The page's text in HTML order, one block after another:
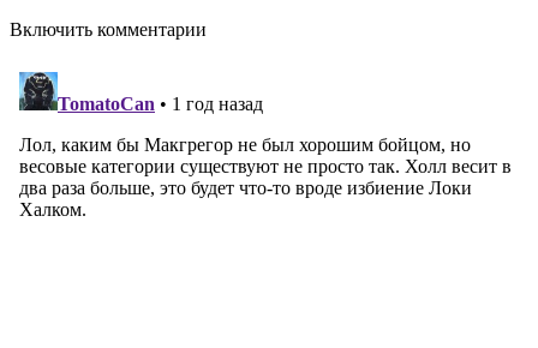
Включить комментарии